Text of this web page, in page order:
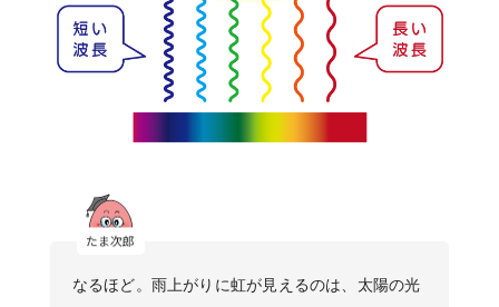
なるほど。雨上がりに虹が見えるのは、太陽の光